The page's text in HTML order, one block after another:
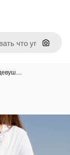
Поиск